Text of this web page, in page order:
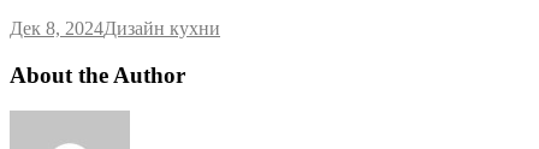
Дек 8, 2024Дизайн кухни
About the Author